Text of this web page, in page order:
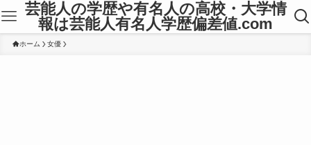
芸能人の学歴や有名人の高校・大学情
報は芸能人有名人学歴偏差値.com
ホーム 女優